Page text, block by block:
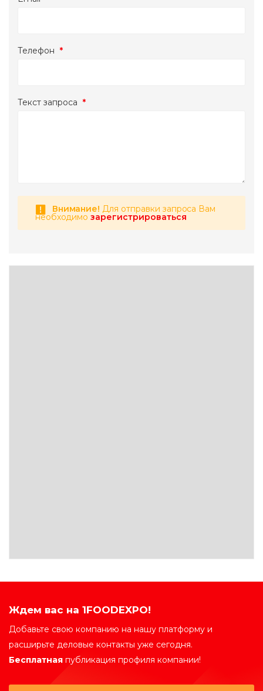
Телефон *
Текст запроса *
Внимание! Для отправки запроса Вам
необходимозарегистрироваться
Ждем вас на 1FOODEXPO!
Добавьте свою компанию на нашу платформу и
расширьте деловые контакты уже сегодня.
Бесплатная публикация профиля компании!